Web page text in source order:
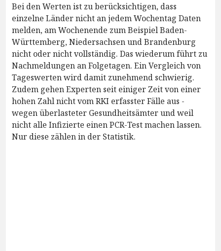
Bei den Werten ist zu berücksichtigen, dass
einzelne Länder nicht an jedem Wochentag Daten
melden, am Wochenende zum Beispiel Baden-
Württemberg, Niedersachsen und Brandenburg
nicht oder nicht vollständig. Das wiederum führt zu
Nachmeldungen an Folgetagen. Ein Vergleich von
Tageswerten wird damit zunehmend schwierig.
Zudem gehen Experten seit einiger Zeit von einer
hohen Zahl nicht vom RKI erfasster Fälle aus -
wegen überlasteter Gesundheitsämter und weil
nicht alle Infizierte einen PCR-Test machen lassen.
Nur diese zählen in der Statistik.